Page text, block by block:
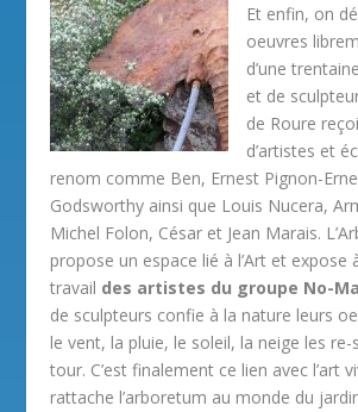
Et enfin, on
oeuvres
d’une
et de
de Roure
d’artistes et
renom comme Ben, Ernest Pignon-
Godsworthy ainsi que Louis Nucera,
Michel Folon, César et Jean Marais.
propose un espace lié à l’Art et expose
travail des artistes du groupe No-
de sculpteurs confie à la nature leurs
le vent, la pluie, le soleil, la neige les
tour. C’est finalement ce lien avec l’art
rattache l’arboretum au monde du